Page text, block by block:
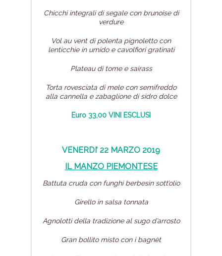
Chicchi integrali di segale con brunoise di
verdure
Vol au vent di polenta pignoletto con
lenticchie in umido e cavolfiori gratinati
Plateau di tome e sairass
Torta rovesciata di mele con semifreddo
alla cannella e zabaglione di sidro dolce
Euro 33,00 VINI ESCLUSI
VENERDI’ 22 MARZO 2019
IL MANZO PIEMONTESE
Battuta cruda con funghi berbesìn sott’olio
Girello in salsa tonnata
Agnolotti della tradizione al sugo d’arrosto
Gran bollito misto con i bagnèt